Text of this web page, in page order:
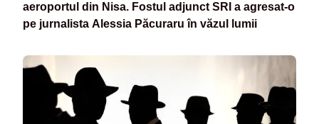
aeroportul din Nisa. Fostul adjunct SRI a agresat-o
pe jurnalista Alessia Păcuraru în văzul lumii